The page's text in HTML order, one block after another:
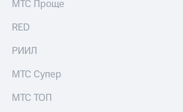
МТС Проще
RED
РИИЛ
МТС Супер
МТС ТОП